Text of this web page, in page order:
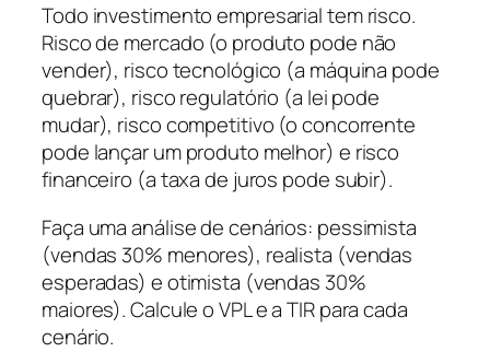
Todo investimento empresarial tem risco.
Risco de mercado (o produto pode não
vender), risco tecnológico (a máquina pode
quebrar), risco regulatório (a lei pode
mudar), risco competitivo (o concorrente
pode lançar um produto melhor) e risco
financeiro (a taxa de juros pode subir).
Faça uma análise de cenários: pessimista
(vendas 30% menores), realista (vendas
esperadas) e otimista (vendas 30%
maiores). Calcule o VPL e a TIR para cada
cenário.